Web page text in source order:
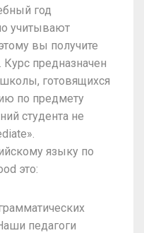
год
учитывают
вы получите
предназначен
готовящихся
по предмету
студента не
языку по
это:
педагоги